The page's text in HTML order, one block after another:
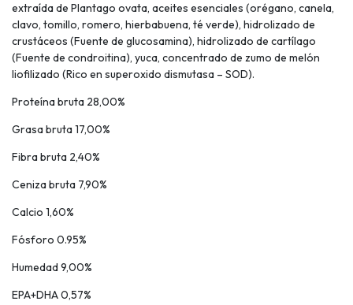
extraída de Plantago ovata, aceites esenciales (orégano, canela,
clavo, tomillo, romero, hierbabuena, té verde), hidrolizado de
crustáceos (Fuente de glucosamina), hidrolizado de cartílago
(Fuente de condroitina), yuca, concentrado de zumo de melón
liofilizado (Rico en superoxido dismutasa – SOD).
Proteína bruta 28,00%
Grasa bruta 17,00%
Fibra bruta 2,40%
Ceniza bruta 7,90%
Calcio 1,60%
Fósforo 0.95%
Humedad 9,00%
EPA+DHA 0,57%